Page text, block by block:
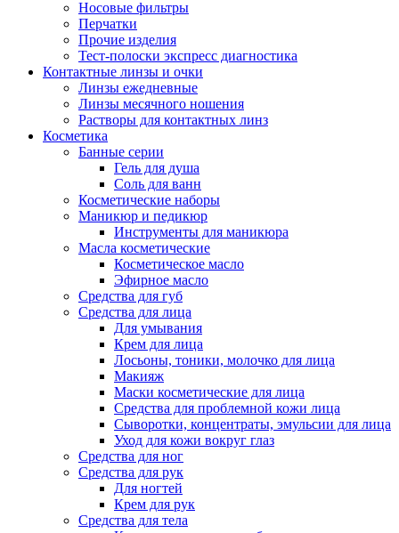
Носовые фильтры
Перчатки
Прочие изделия
Тест-полоски экспресс диагностика
Контактные линзы и очки
Линзы ежедневные
Линзы месячного ношения
Растворы для контактных линз
Косметика
Банные серии
Гель для душа
Соль для ванн
Косметические наборы
Маникюр и педикюр
Инструменты для маникюра
Масла косметические
Косметическое масло
Эфирное масло
Средства для губ
Средства для лица
Для умывания
Крем для лица
Лосьоны, тоники, молочко для лица
Макияж
Маски косметические для лица
Средства для проблемной кожи лица
Сыворотки, концентраты, эмульсии для лица
Уход для кожи вокруг глаз
Средства для ног
Средства для рук
Для ногтей
Крем для рук
Средства для тела